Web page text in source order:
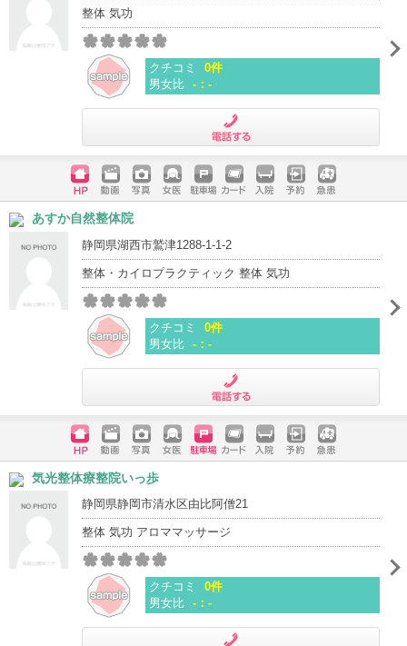
整体 気功
クチコミ
0件
男女比 -：-
ホームペ
ージ
動画 写真 女医 駐車場
クレジッ
入院 予約 急患
あすか自然整体院
静岡県湖西市鷲津1288-1-1-2
整体・カイロプラクティック 整体 気功
クチコミ
0件
男女比 -：-
ホームペ
ージ
動画 写真 女医 駐車場
クレジッ
入院 予約 急患
気光整体療整院いっ歩
静岡県静岡市清水区由比阿僧21
整体 気功 アロママッサージ
クチコミ
0件
男女比 -：-